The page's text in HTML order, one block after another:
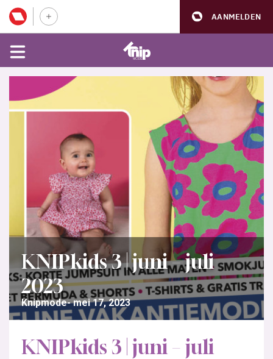
AANMELDEN
KNIPkids 3 | juni – juli
2023
Knipmode mei 17, 2023
KNIPkids 3 | juni – juli